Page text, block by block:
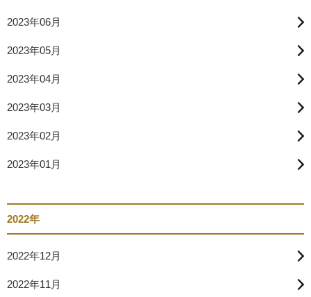
2023年06月
2023年05月
2023年04月
2023年03月
2023年02月
2023年01月
2022年
2022年12月
2022年11月